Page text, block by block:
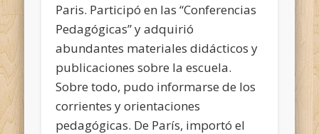
Paris. Participó en las “Conferencias
Pedagógicas” y adquirió
abundantes materiales didácticos y
publicaciones sobre la escuela.
Sobre todo, pudo informarse de los
corrientes y orientaciones
pedagógicas. De París, importó el